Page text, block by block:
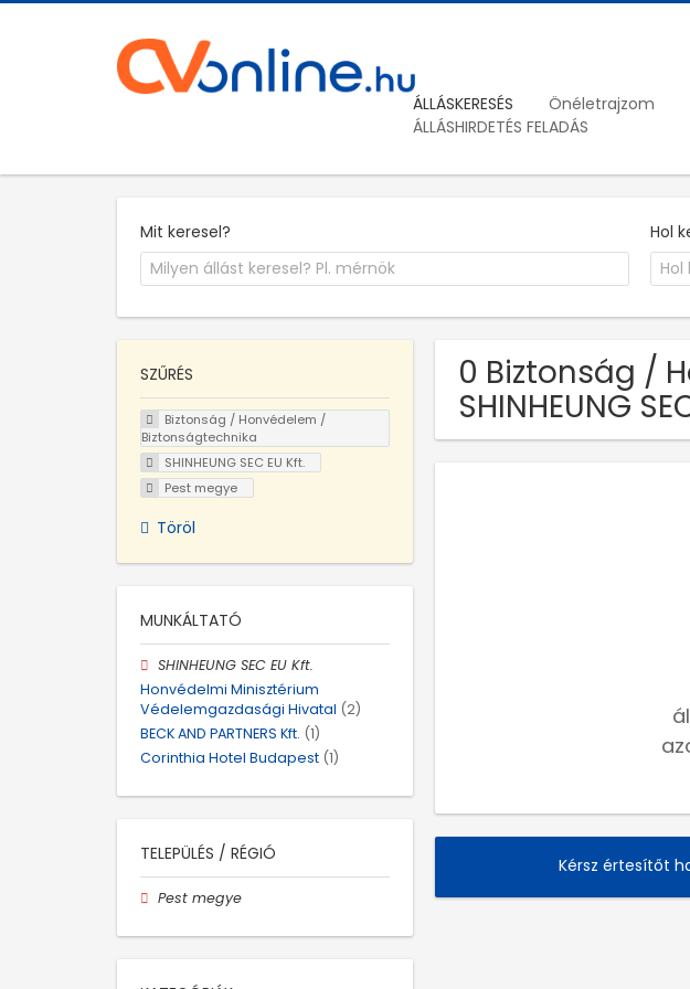
ÁLLÁSKERESÉS Önéletrajzom
ÁLLÁSHIRDETÉS FELADÁS
Mit keresel? Hol
0 Biztonság /
SHINHEUNG
Kérsz értesítőt
SZŰRÉS
Biztonság / Honvédelem /
Biztonságtechnika
SHINHEUNG SEC EU Kft.
Pest megye
Töröl
MUNKÁLTATÓ
SHINHEUNG SEC EU Kft.
Honvédelmi Minisztérium
Védelemgazdasági Hivatal (2)
BECK AND PARTNERS Kft. (1)
Corinthia Hotel Budapest (1)
TELEPÜLÉS / RÉGIÓ
Pest megye